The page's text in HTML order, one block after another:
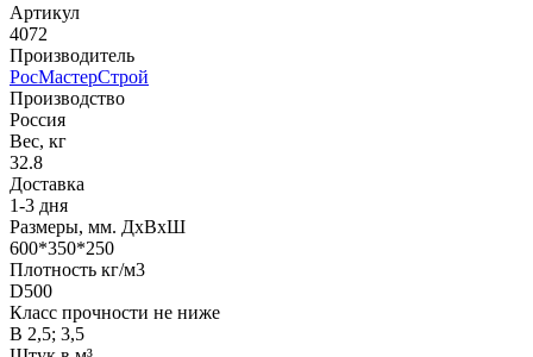
Артикул
4072
Производитель
РосМастерСтрой
Производство
Россия
Вес, кг
32.8
Доставка
1-3 дня
Размеры, мм. ДхВхШ
600*350*250
Плотность кг/м3
D500
Класс прочности не ниже
В 2,5; 3,5